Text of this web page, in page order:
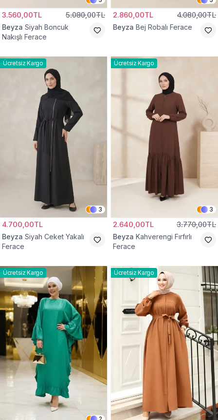
3.560,00TL 5.080,00TL
Beyza Siyah Boncuk
Nakışlı Ferace
2.860,00TL 4.080,00TL
Beyza Bej Robalı Ferace
Ücretsiz Kargo
3
4.700,00TL
Beyza Siyah Ceket Yakalı
Ferace
Ücretsiz Kargo
3
2.640,00TL 3.770,00TL
Beyza Kahverengi Fırfırlı
Ferace
Ücretsiz Kargo Ücretsiz Kargo